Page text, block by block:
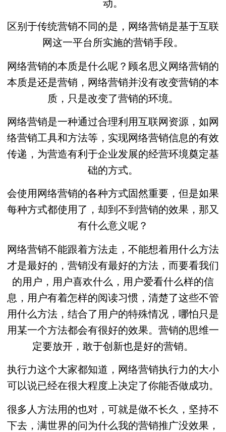
动。
区别于传统营销不同的是，网络营销是基于互联
网这一平台所实施的营销手段。
网络营销的本质是什么呢？顾名思义网络营销的
本质是还是营销，网络营销并没有改变营销的本
质，只是改变了营销的环境。
网络营销是一种通过合理利用互联网资源，如网
络营销工具和方法等，实现网络营销信息的有效
传递，为营造有利于企业发展的经营环境奠定基
础的方式。
会使用网络营销的各种方式固然重要，但是如果
每种方式都使用了，却到不到营销的效果，那又
有什么意义呢？
网络营销不能跟着方法走，不能想着用什么方法
才是最好的，营销没有最好的方法，而要看我们
的用户，用户喜欢什么，用户爱看什么样的信
息，用户有着怎样的阅读习惯，清楚了这些不管
用什么方法，结合了用户的特殊情况，哪怕只是
用某一个方法都会有很好的效果。营销的思维一
定要放开，敢于创新也是好的营销。
执行力这个大家都知道，网络营销执行力的大小
可以说已经在很大程度上决定了你能否做成功。
很多人方法用的也对，可就是做不长久，坚持不
下去，满世界的问为什么我的营销推广没效果，